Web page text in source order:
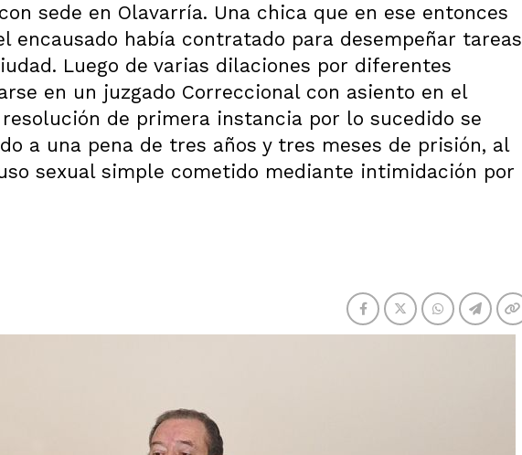
sede en Olavarría. Una chica que en ese entonces
encausado había contratado para desempeñar tareas
Luego de varias dilaciones por diferentes
en un juzgado Correccional con asiento en el
de primera instancia por lo sucedido se
a una pena de tres años y tres meses de prisión, al
sexual simple cometido mediante intimidación por